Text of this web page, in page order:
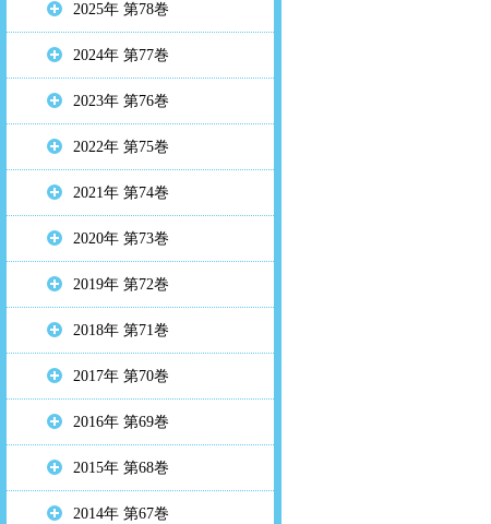
2025年 第78巻
2024年 第77巻
2023年 第76巻
2022年 第75巻
2021年 第74巻
2020年 第73巻
2019年 第72巻
2018年 第71巻
2017年 第70巻
2016年 第69巻
2015年 第68巻
2014年 第67巻